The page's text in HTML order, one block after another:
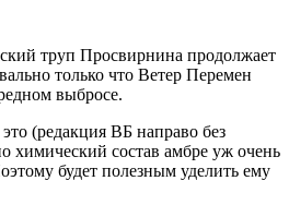
труп Просвирнина продолжает
только что Ветер Перемен
выбросе.
(редакция ВБ направо без
химический состав амбре уж очень
будет полезным уделить ему